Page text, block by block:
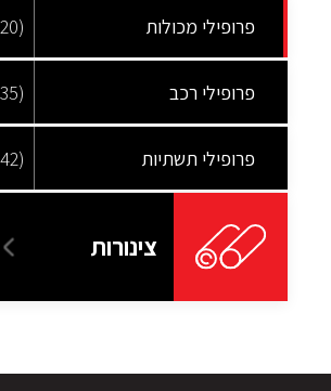
פרופילי מכולות (20)
פרופילי רכב (35)
פרופילי תשתיות (42)
צינורות